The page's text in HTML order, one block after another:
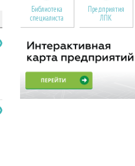
Библиотека
специалиста
Предприятия
ЛПК